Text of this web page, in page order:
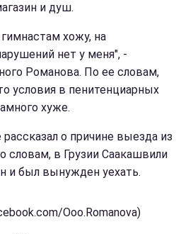
и душ.
хожу, на
нет у меня", -
Романова. По ее словам,
условия в пенитенциарных
хуже.
о причине выезда из
словам, в Грузии Саакашвили
и был вынужден уехать.
Ooo.Romanova)